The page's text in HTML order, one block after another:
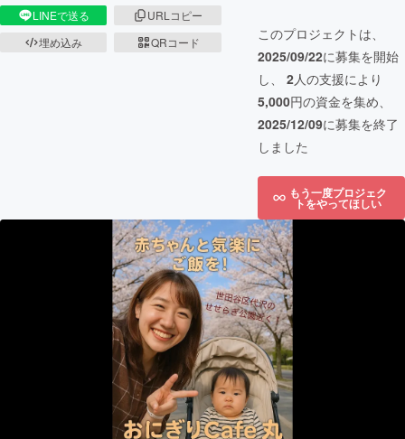
LINEで送る
URLコピー
埋め込み
QRコード
このプロジェクトは、
2025/09/22に募集を開始
し、 2人の支援により
5,000円の資金を集め、
2025/12/09に募集を終了
しました
もう一度プロジェク
トをやってほしい